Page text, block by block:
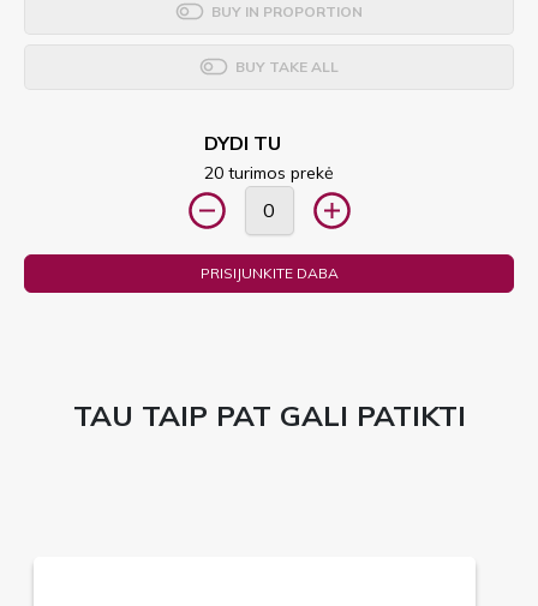
BUY IN PROPORTION
BUY TAKE ALL
DYDI TU
20 turimos prekė
PRISIJUNKITE DABA
TAU TAIP PAT GALI PATIKTI